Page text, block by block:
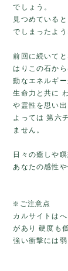
でしょう。
見つめている
でしまったよ
前回に続いて
はりこの石か
動なエネルギ
生命力と共に
や霊性を思い
よっては 第六
ません。
日々の癒しや
あなたの感性
❇️ご注意点
カルサイトは
があり 硬度も
強い衝撃には